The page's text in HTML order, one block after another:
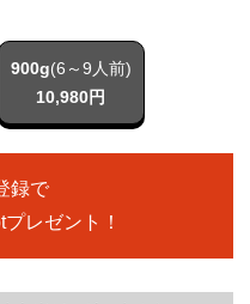
900g(6～9人前)
10,980円
録で
レゼント！